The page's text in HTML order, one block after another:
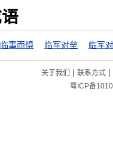
临事而惧 临军对垒 临军
关于我们 | 联系方式|
粤ICP备